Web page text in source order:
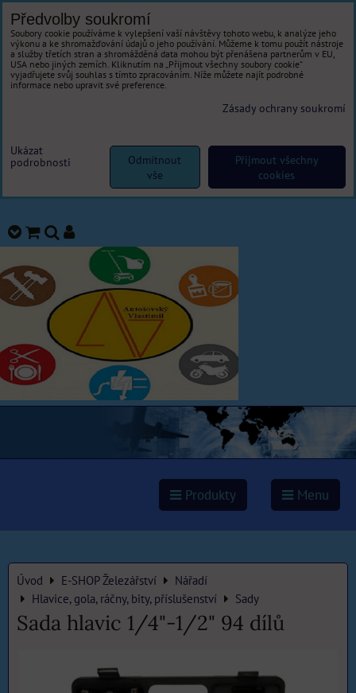
Produkty Menu
Úvod E-SHOP Železářství
Nářadí
Hlavice, gola, ráčny, bity, příslušenství
Sady
Sada hlavic 1/4"-1/2" 94 dílů
Předvolby soukromí
Soubory cookie používáme k vylepšení vaší návštěvy tohoto webu, k analýze jeho
výkonu a ke shromažďování údajů o jeho používání. Můžeme k tomu použít nástroje
a služby třetích stran a shromážděná data mohou být přenášena partnerům v EU,
USA nebo jiných zemích. Kliknutím na „Přijmout všechny soubory cookie“
vyjadřujete svůj souhlas s tímto zpracováním. Níže můžete najít podrobné
informace nebo upravit své preference.
Zásady ochrany soukromí
Ukázat
podrobnosti
Přijmout všechny
cookies
Odmítnout
vše